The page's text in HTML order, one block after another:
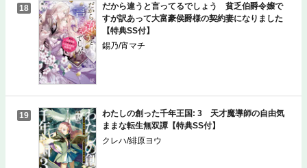
18
だから違うと言ってるでしょう 貧乏伯爵令嬢で
すが訳あって大富豪侯爵様の契約妻になりました
【特典SS付】
錫乃/宵マチ
19
わたしの創った千年王国: 3 天才魔導師の自由気
ままな転生無双譚【特典SS付】
クレハ/緋原ヨウ